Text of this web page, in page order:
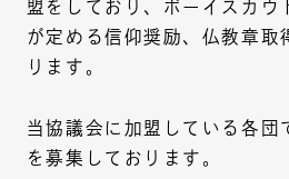
盟をしており、ボーイスカウ
が定める信仰奨励、仏教章取
ります。
当協議会に加盟している各団
を募集しております。